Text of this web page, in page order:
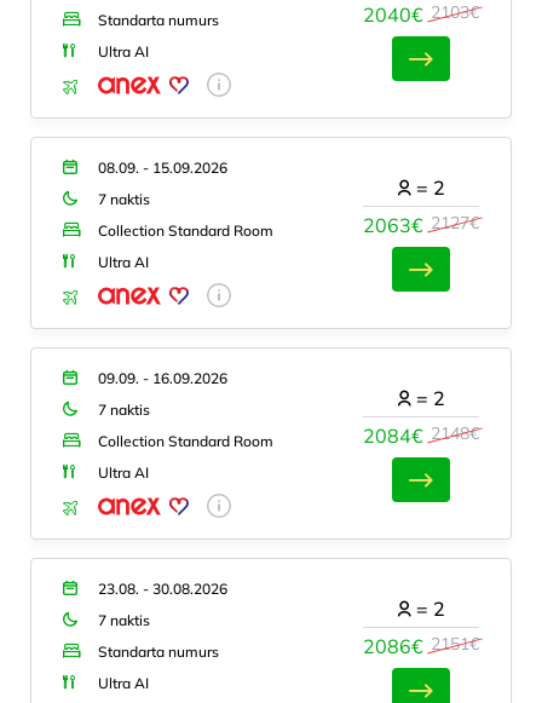
Standarta numurs
Ultra AI
2040€ 2103€
08.09. - 15.09.2026
7 naktis
Collection Standard Room
Ultra AI
2063€ 2127€
= 2
09.09. - 16.09.2026
7 naktis
Collection Standard Room
Ultra AI
2084€ 2148€
= 2
23.08. - 30.08.2026
7 naktis
Standarta numurs
Ultra AI
2086€ 2151€
= 2